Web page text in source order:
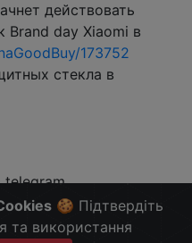
действовать
Brand day Xiaomi в
173752
стекла в
🍪 Підтвердіть
та використання